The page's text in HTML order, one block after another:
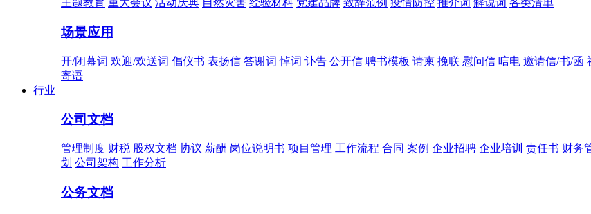
主题教育 重大会议 活动庆典 自然灾害 经验材料 党建品牌 致辞范例 疫情防控 推介词 解说词 各类清单
场景应用
开/闭幕词 欢迎/欢送词 倡仪书 表扬信 答谢词 悼词 讣告 公开信 聘书模板 请柬 挽联 慰问信 唁电 邀请信/书/函
寄语
行业
公司文档
管理制度 财税 股权文档 协议 薪酬 岗位说明书 项目管理 工作流程 合同 案例 企业招聘 企业培训 责任书 财务
划 公司架构 工作分析
公务文档